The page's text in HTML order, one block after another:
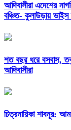
আদিবাসীরা এদেশের
বঞ্চিত- কুলাউড়ায়
শত বছর ধরে বসবাস,
আদিবাসীরা
চিত্রনায়িকা শাবনূর: